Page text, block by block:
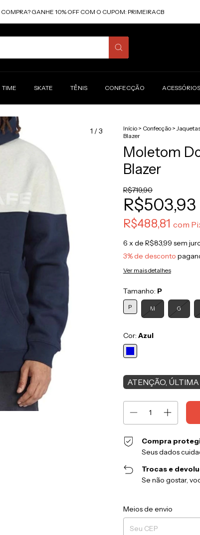
COMPRA? GANHE 10% OFF COM O CUPOM: PRIMEIRACB
TIME SKATE TÊNIS CONFECÇÃO ACESSÓRIOS
1 /3 Início > Confecção >
Blazer
Moletom
Blazer
R$719,90
R$503,93
R$488,81 com
6 x de R$83,99 sem
3% de desconto
Ver mais detalhes
Tamanho: P
P M G
Cor: Azul
ATENÇÃO,
Compra
Seus dados
Trocas e
Se não gostar,
Entregas para o CEP:
Meios de envio